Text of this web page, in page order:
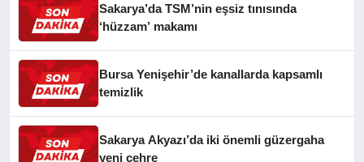
Sakarya’da TSM’nin eşsiz tınısında
‘hüzzam’ makamı
Bursa Yenişehir’de kanallarda kapsamlı
temizlik
Sakarya Akyazı’da iki önemli güzergaha
yeni çehre